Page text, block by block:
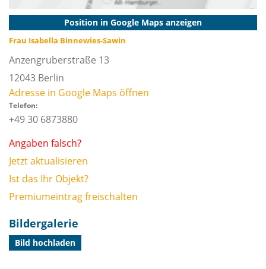
Position in Google Maps anzeigen
Frau Isabella Binnewies-Sawin
Anzengruberstraße 13
12043 Berlin
Adresse in Google Maps öffnen
Telefon:
+49 30 6873880
Angaben falsch?
Jetzt aktualisieren
Ist das Ihr Objekt?
Premiumeintrag freischalten
Bildergalerie
Bild hochladen